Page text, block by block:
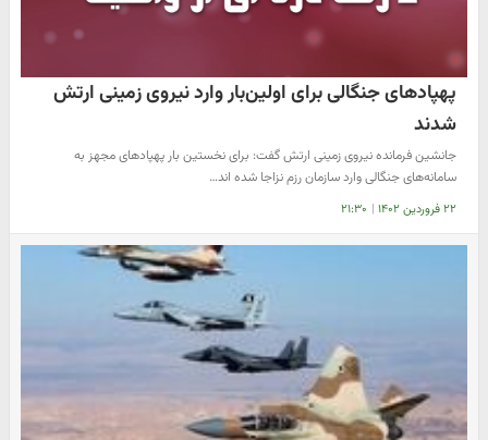
پهپادهای جنگالی برای اولین‌بار وارد نیروی زمینی ارتش
شدند
جانشین فرمانده نیروی زمینی ارتش گفت: برای نخستین بار پهپادهای مجهز به
سامانه‌های جنگالی وارد سازمان رزم نزاجا شده اند…
۲۲ فروردین ۱۴۰۲ | ۲۱:۳۰